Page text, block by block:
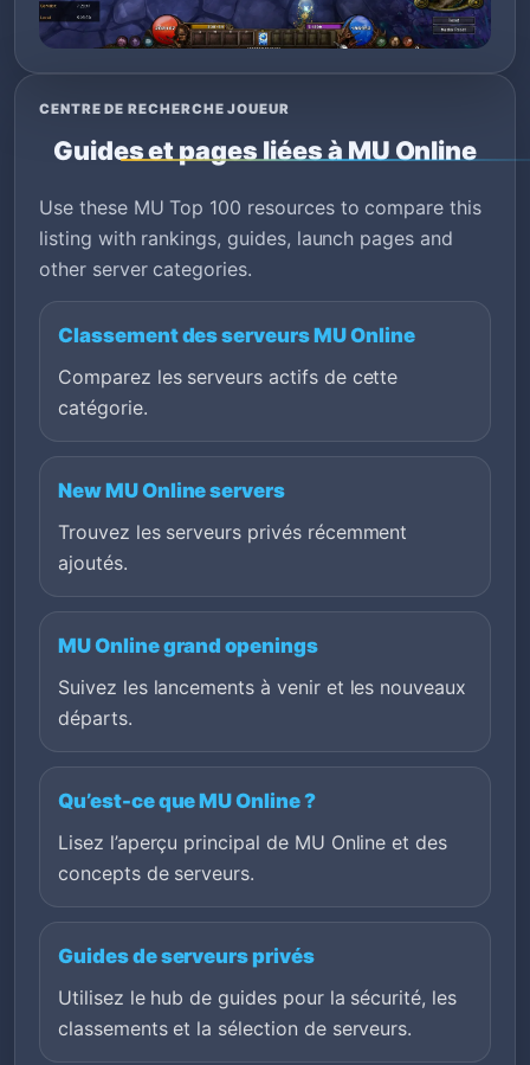
CENTRE DE RECHERCHE JOUEUR
Guides et pages liées à MU Online
Use these MU Top 100 resources to compare this
listing with rankings, guides, launch pages and
other server categories.
Classement des serveurs MU Online
Comparez les serveurs actifs de cette
catégorie.
New MU Online servers
Trouvez les serveurs privés récemment
ajoutés.
MU Online grand openings
Suivez les lancements à venir et les nouveaux
départs.
Qu’est-ce que MU Online ?
Lisez l’aperçu principal de MU Online et des
concepts de serveurs.
Guides de serveurs privés
Utilisez le hub de guides pour la sécurité, les
classements et la sélection de serveurs.